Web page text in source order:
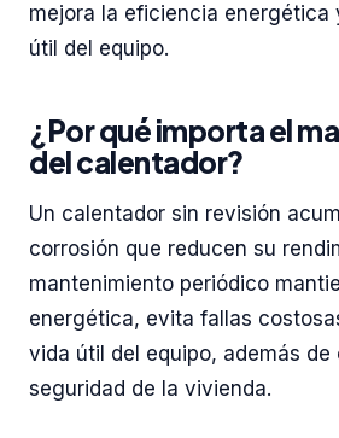
mejora la eficiencia energética
útil del equipo.
¿Por qué importa el
del calentador?
Un calentador sin revisión
corrosión que reducen su
mantenimiento periódico
energética, evita fallas
vida útil del equipo, además de
seguridad de la vivienda.